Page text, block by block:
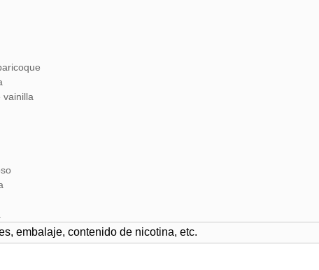
vainilla
embalaje, contenido de nicotina, etc.